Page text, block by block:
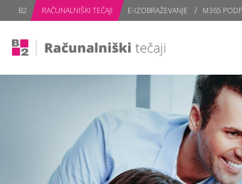
B2 RAČUNALNIŠKI TEČAJI E-IZOBRAŽEVANJE M365